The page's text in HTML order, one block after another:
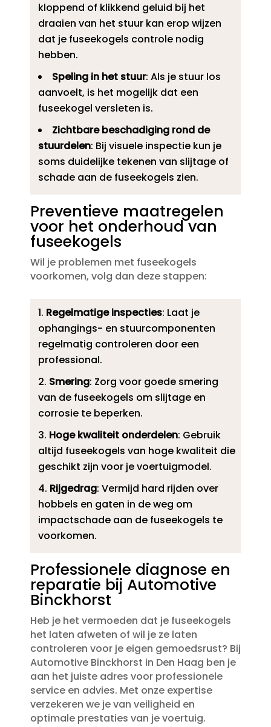
kloppend of klikkend geluid bij het
draaien van het stuur kan erop wijzen
dat je fuseekogels controle nodig
hebben.​
Speling in het stuur: Als je stuur los
aanvoelt, is het mogelijk dat een
fuseekogel versleten is.​
Zichtbare beschadiging rond de
stuurdelen: Bij visuele inspectie kun je
soms duidelijke tekenen van slijtage of
schade aan de fuseekogels zien.​
Preventieve maatregelen
voor het onderhoud van
fuseekogels
Wil je problemen met fuseekogels
voorkomen, volg dan deze stappen:
Regelmatige inspecties: Laat je
ophangings- en stuurcomponenten
regelmatig controleren door een
professional.​
Smering: Zorg voor goede smering
van de fuseekogels om slijtage en
corrosie te beperken.​
Hoge kwaliteit onderdelen: Gebruik
altijd fuseekogels van hoge kwaliteit die
geschikt zijn voor je voertuigmodel.​
Rijgedrag: Vermijd hard rijden over
hobbels en gaten in de weg om
impactschade aan de fuseekogels te
voorkomen.​
Professionele diagnose en
reparatie bij Automotive
Binckhorst
Heb je het vermoeden dat je fuseekogels
het laten afweten of wil je ze laten
controleren voor je eigen gemoedsrust? Bij
Automotive Binckhorst in Den Haag ben je
aan het juiste adres voor professionele
service en advies.​ Met onze expertise
verzekeren we je van veiligheid en
optimale prestaties van je voertuig.​